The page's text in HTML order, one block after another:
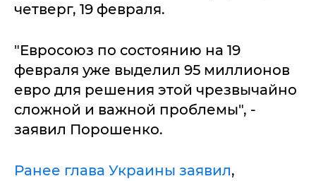
четверг, 19 февраля.
"Евросоюз по состоянию на 19
февраля уже выделил 95 миллионов
евро для решения этой чрезвычайно
сложной и важной проблемы", -
заявил Порошенко.
Ранее глава Украины заявил,